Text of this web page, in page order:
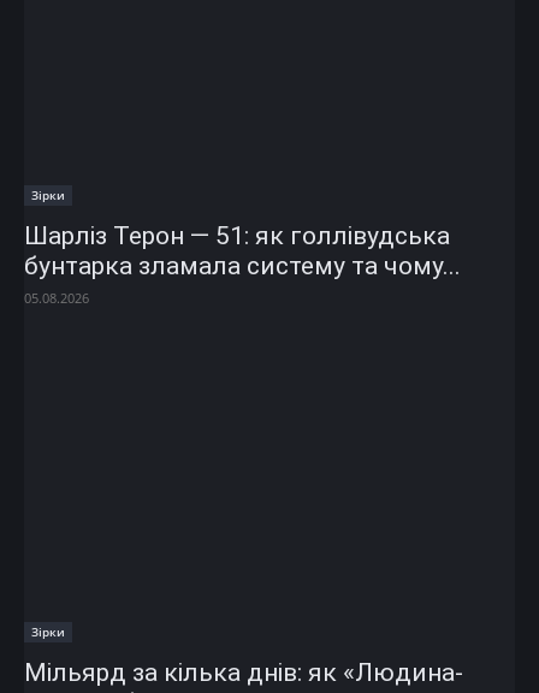
Зірки
Шарліз Терон — 51: як голлівудська
бунтарка зламала систему та чому...
05.08.2026
Зірки
Мільярд за кілька днів: як «Людина-